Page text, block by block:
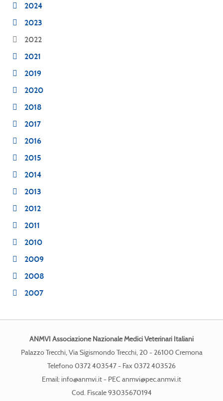
2024
2023
2022
2021
2019
2020
2018
2017
2016
2015
2014
2013
2012
2011
2010
2009
2008
2007
ANMVI Associazione Nazionale Medici Veterinari Italiani
Palazzo Trecchi, Via Sigismondo Trecchi, 20 - 26100 Cremona
Telefono 0372 403547 - Fax 0372 403526
Email: info@anmvi.it- PEC anmvi@pec.anmvi.it
Cod. Fiscale 93035670194